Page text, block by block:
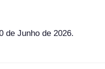
de Junho de 2026.